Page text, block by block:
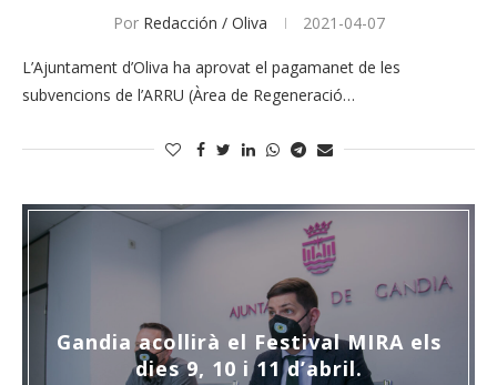
Por Redacción / Oliva 2021-04-07
L’Ajuntament d’Oliva ha aprovat el pagamanet de les
subvencions de l’ARRU (Àrea de Regeneració…
Gandia acollirà el Festival MIRA els
dies 9, 10 i 11 d’abril.